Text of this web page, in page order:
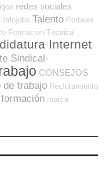
redes sociales
Infojobs Talento Portales
Formación Técnica
Internet
Sindical-
CONSEJOS
de trabajo Reclutamiento
marca